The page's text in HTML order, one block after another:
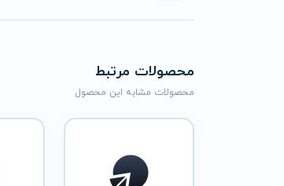
محصولات مرتبط
محصولات مشابه این محصول